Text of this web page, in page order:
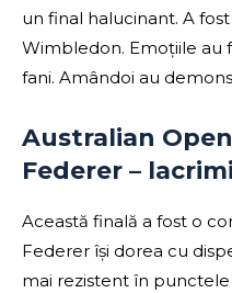
un final halucinant. A
Wimbledon. Emoțiile au
fani. Amândoi au
Australian
Federer –
Această finală a fost o
Federer își dorea cu
mai rezistent în